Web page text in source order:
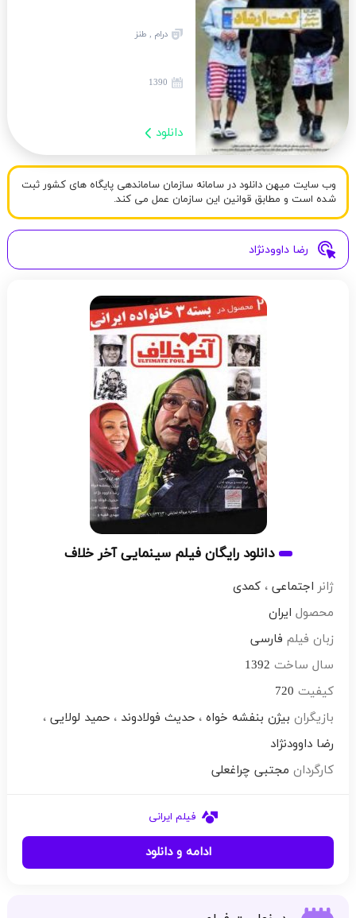
درام , طنز
1390
دانلود
وب سایت میهن دانلود در سامانه سازمان ساماندهی پایگاه های کشور ثبت
شده است و مطابق قوانین این سازمان عمل می کند.
رضا داوودنژاد
دانلود رایگان فیلم سینمایی آخر خلاف
ژانر اجتماعی ،کمدی
محصول ایران
زبان فیلم فارسی
سال ساخت 1392
کیفیت 720
بازیگران بیژن بنفشه خواه ،حدیث فولادوند ،حمید لولایی ،
رضا داوودنژاد
کارگردان مجتبی چراغعلی
فیلم ایرانی
ادامه و دانلود